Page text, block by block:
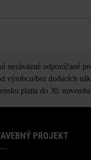
nezáväzné odporúčané
výrobcu/bez dodacích
platia do 30.
PROJEKT